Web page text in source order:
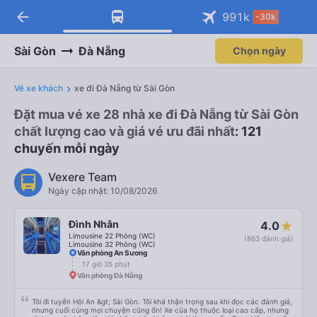
arrow_back 991 k -30k
Sài Gòn Đà Nẵng Chọn ngày
Vé xe khách xe đi Đà Nẵng từ Sài Gòn
Đặt mua vé xe 28 nhà xe đi Đà Nẵng từ Sài Gòn
chất lượng cao và giá vé ưu đãi nhất: 121
chuyến mỗi ngày
Vexere Team
Ngày cập nhật: 10/08/2026
Đình Nhân
Limousine 22 Phòng (WC)
Limousine 32 Phòng (WC)
4.0
(863 đánh giá)
Văn phòng An Sương
17 giờ 35 phút
Văn phòng Đà Nẵng
Tôi đi tuyến Hội An &gt; Sài Gòn. Tôi khá thận trọng sau khi đọc các đánh giá,
nhưng cuối cùng mọi chuyện cũng ổn! Xe của họ thuộc loại cao cấp, nhưng